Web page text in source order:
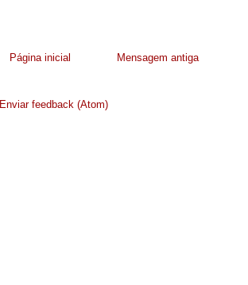
Mensagem antiga
Página inicial
Enviar feedback (Atom)